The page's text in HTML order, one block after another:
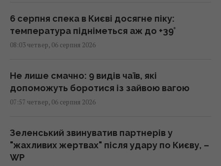
6 серпня спека в Києві досягне піку:
температура підніметься аж до +39°
08:03 четвер, 06 серпня 2026
Не лише смачно: 9 видів чаїв, які
допоможуть боротися із зайвою вагою
07:57 четвер, 06 серпня 2026
Зеленський звинуватив партнерів у
"жахливих жертвах" після удару по Києву, –
WP